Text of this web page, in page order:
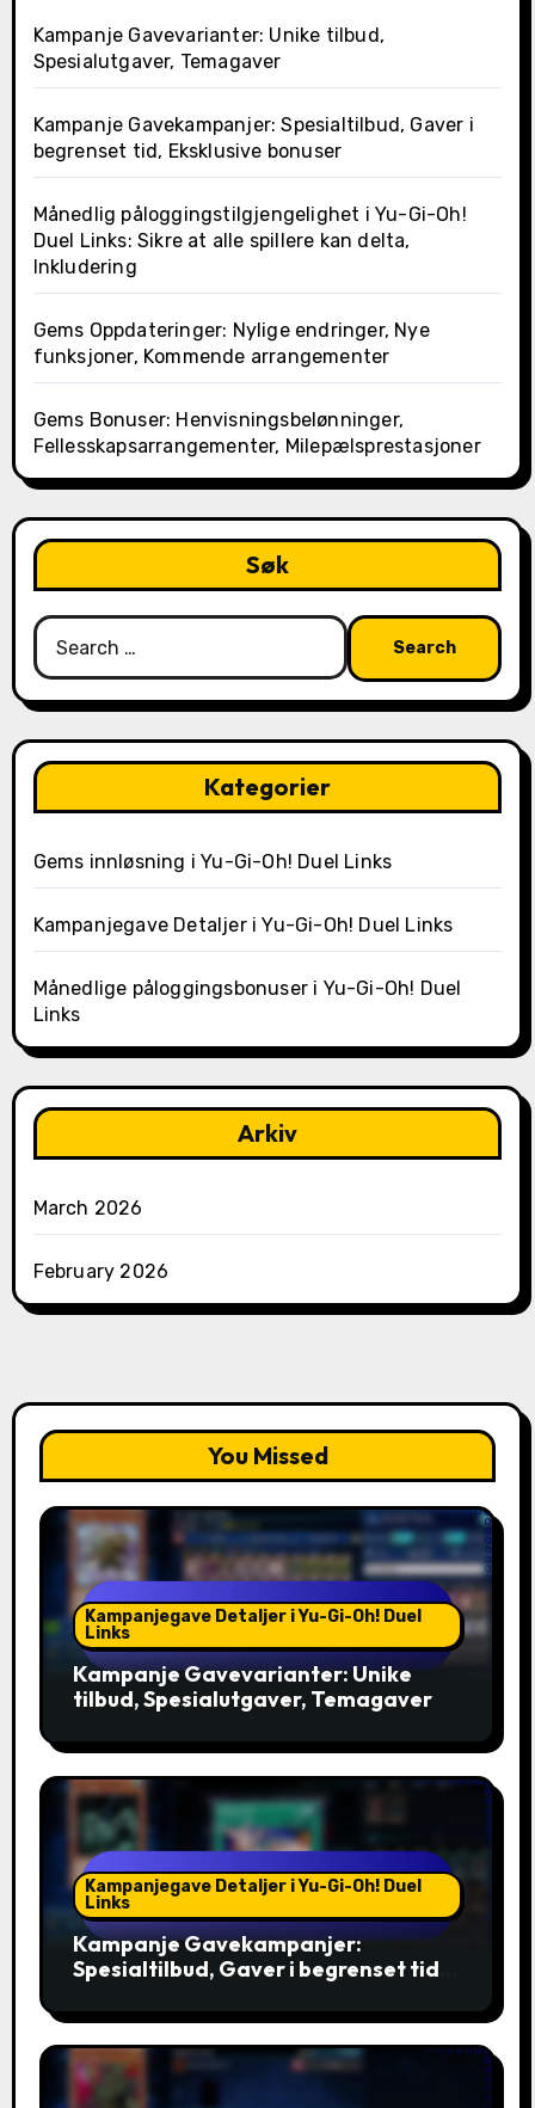
Kampanje Gavevarianter: Unike tilbud,
Spesialutgaver, Temagaver
Kampanje Gavekampanjer: Spesialtilbud, Gaver i
begrenset tid, Eksklusive bonuser
Månedlig påloggingstilgjengelighet i Yu-Gi-Oh!
Duel Links: Sikre at alle spillere kan delta,
Inkludering
Gems Oppdateringer: Nylige endringer, Nye
funksjoner, Kommende arrangementer
Gems Bonuser: Henvisningsbelønninger,
Fellesskapsarrangementer, Milepælsprestasjoner
Søk
Search
for:
Kategorier
Gems innløsning i Yu-Gi-Oh! Duel Links
Kampanjegave Detaljer i Yu-Gi-Oh! Duel Links
Månedlige påloggingsbonuser i Yu-Gi-Oh! Duel
Links
Arkiv
March 2026
February 2026
You Missed
Kampanjegave Detaljer i Yu-Gi-Oh! Duel
Links
Kampanje Gavevarianter: Unike
tilbud, Spesialutgaver, Temagaver
Kampanjegave Detaljer i Yu-Gi-Oh! Duel
Links
Kampanje Gavekampanjer:
Spesialtilbud, Gaver i begrenset tid,